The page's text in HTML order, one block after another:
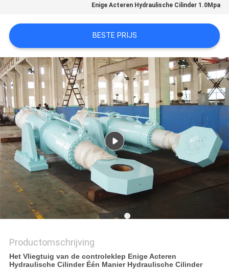
VRAAG
OFFERTE
SITEMAP
PRIVACYBELEID
Enige Acteren Hydraulische Cilinder 1.0Mpa
BESTE PRIJS
Productomschrijving
Het Vliegtuig van de controleklep Enige Acteren
Hydraulische Cilinder Één Manier Hydraulische Cilinder